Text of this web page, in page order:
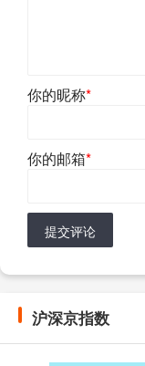
你的昵称*
你的邮箱*
提交评论
沪深京指数